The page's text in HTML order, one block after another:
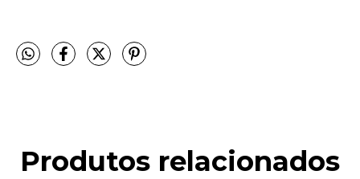
Produtos relacionados